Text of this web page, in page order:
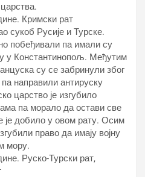
Кримски рат
сукоб Русије и Турске.
побеђивали па имали су
у Константинопољ. Међутим
су се забринули због
направили антируску
царство је изгубило
па морало да остави све
је добило у овом рату. Осим
право да имају војну
мору.
Руско-Турски рат,